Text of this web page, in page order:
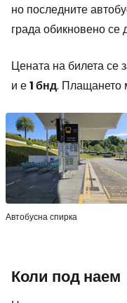
но последните
града обикновено се
Цената на билета
и е1 бнд. Плащането
Автобусна спирка
Коли под наем